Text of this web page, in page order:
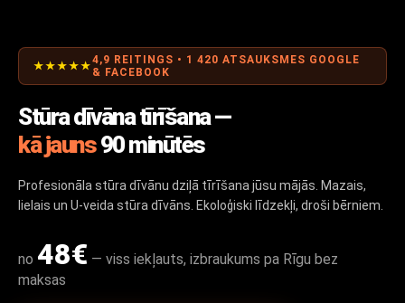
★★★★★4,9 REITINGS • 1 420 ATSAUKSMES GOOGLE
& FACEBOOK
Stūra dīvāna tīrīšana —
kā jauns90 minūtēs
Profesionāla stūra dīvānu dziļā tīrīšana jūsu mājās. Mazais,
lielais un U-veida stūra dīvāns. Ekoloģiski līdzekļi, droši bērniem.
no 48€ — viss iekļauts, izbraukums pa Rīgu bez
maksas